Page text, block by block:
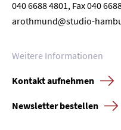
040 6688 4801, Fax 040
arothmund@studio-
Weitere Informationen
Kontakt aufnehmen
Newsletter bestellen